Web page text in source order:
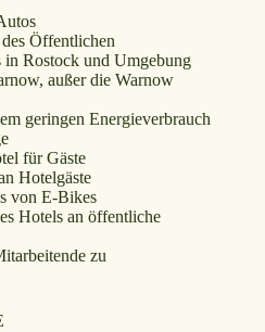
Öffentlichen
in Rostock und Umgebung
außer die Warnow
geringen Energieverbrauch
für Gäste
Hotelgäste
von E-Bikes
Hotels an öffentliche
zu